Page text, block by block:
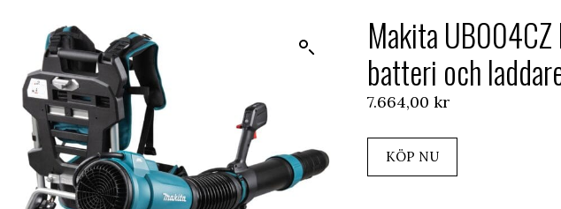
Makita UB004CZ
batteri och
7.664,00 kr
KÖP NU